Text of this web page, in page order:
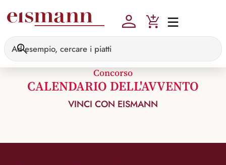
Concorso
CALENDARIO DELL'AVVENTO
VINCI CON EISMANN